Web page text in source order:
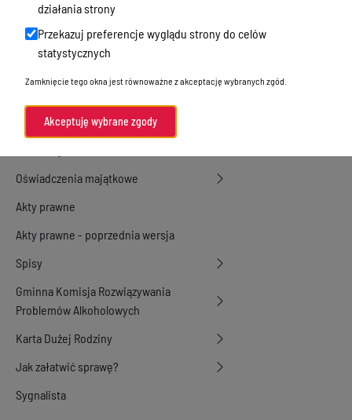
Petycje
Nabór
Dyżury Aptek w Powiecie Ostródzkim
Nieodpłatna pomoc prawna
Oświadczenia majątkowe
Akty prawne
Akty prawne - poprzednia wersja
Spisy
Gminna Komisja Rozwiązywania
Problemów Alkoholowych
Karta Dużej Rodziny
Jak załatwić sprawę?
Sygnalista
działania strony
Przekazuj preferencje wyglądu strony do celów
statystycznych
Zamknięcie tego okna jest równoważne z akceptację wybranych zgód.
Akceptuję wybrane zgody